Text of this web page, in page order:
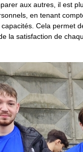
aux autres, il est
en tenant
Cela permet
la satisfaction de